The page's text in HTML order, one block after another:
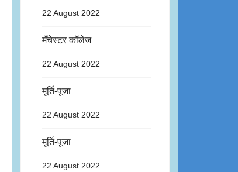
22 August 2022
मॅंचेस्टर कॉलेज
22 August 2022
मूर्ति-पूजा
22 August 2022
मूर्ति-पूजा
22 August 2022